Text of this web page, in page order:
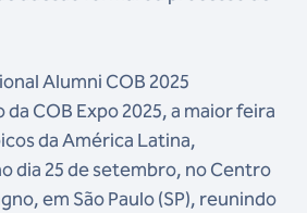
Alumni COB 2025
COB Expo 2025, a maior feira
da América Latina,
dia 25 de setembro, no Centro
em São Paulo (SP), reunindo